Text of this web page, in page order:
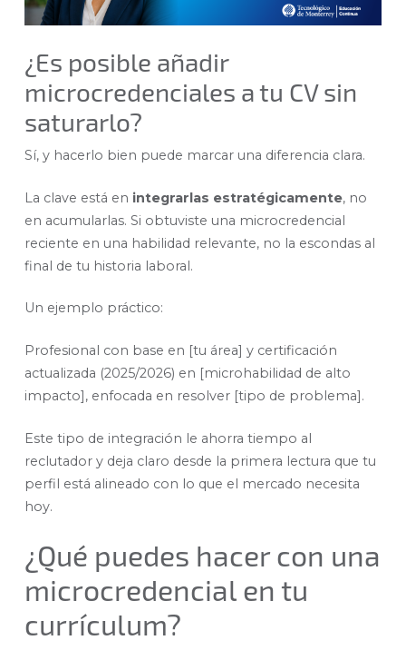
¿Es posible añadir
microcredenciales a tu CV sin
saturarlo?
Sí, y hacerlo bien puede marcar una diferencia clara.
La clave está en integrarlas estratégicamente, no
en acumularlas. Si obtuviste una microcredencial
reciente en una habilidad relevante, no la escondas al
final de tu historia laboral.
Un ejemplo práctico:
Profesional con base en [tu área] y certificación
actualizada (2025/2026) en [microhabilidad de alto
impacto], enfocada en resolver [tipo de problema].
Este tipo de integración le ahorra tiempo al
reclutador y deja claro desde la primera lectura que tu
perfil está alineado con lo que el mercado necesita
hoy.
¿Qué puedes hacer con una
microcredencial en tu
currículum?